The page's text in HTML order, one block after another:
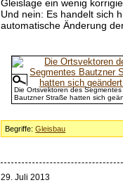
Gleislage ein wenig
Und nein: Es handelt sich
automatische Änderung
Die Ortsvektoren des Segmentes
Bautzner Straße hatten sich
Begriffe:Gleisbau
29. Juli 2013